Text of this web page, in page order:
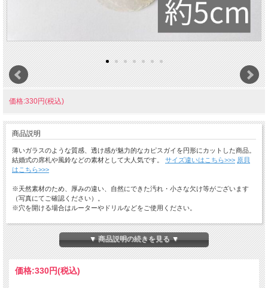
価格:330円(税込)
商品説明
薄いガラスのような質感、透け感が魅力的なカピスガイを円形にカットした商品。
結婚式の席札や風鈴などの素材として大人気です。 サイズ違いはこちら>>> 原貝
はこちら>>>
※天然素材のため、厚みの違い、自然にできた汚れ・小さな欠け等がございます
（写真にてご確認ください）。
※穴を開ける場合はルーターやドリルなどをご使用ください。
［カピス風鈴DIY］カピス同士が触れ合うとカラカラと澄んだ心地良い音がしま
す。穴を開けテグスなどでつなぐとカピス風鈴に（どんな音かはページ下部の動画
へ）。
☆ひとことメモ☆ 生息地：台湾以南、フィリピン、熱帯インド 和名：マドガイ（窓貝）
学名： Placuna placenta
フィリピンのカピス州名産。窓に張ってガラスのように使ったことが和名の由来。
▼ 商品説明の続きを見る ▼
価格:330円(税込)